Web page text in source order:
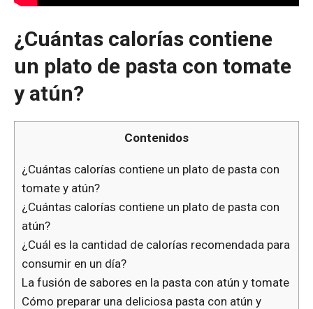
¿Cuántas calorías contiene
un plato de pasta con tomate
y atún?
Contenidos
¿Cuántas calorías contiene un plato de pasta con
tomate y atún?
¿Cuántas calorías contiene un plato de pasta con
atún?
¿Cuál es la cantidad de calorías recomendada para
consumir en un día?
La fusión de sabores en la pasta con atún y tomate
Cómo preparar una deliciosa pasta con atún y